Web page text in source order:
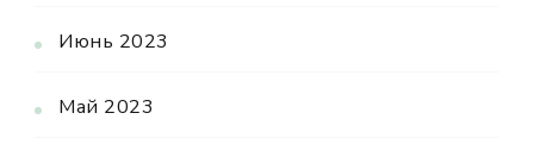
Июнь 2023
Май 2023